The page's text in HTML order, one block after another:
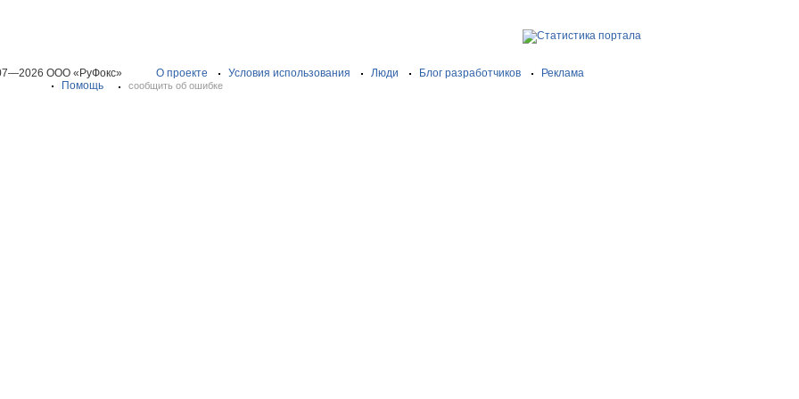
ООО «РуФокс» О проекте Условия использования Люди Блог разработчиков
Реклама
Помощь
сообщить об ошибке